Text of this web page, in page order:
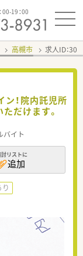
00-19：00
高槻市 求人ID：
！院内託児所
だけます。
バイト
討リストに
追加